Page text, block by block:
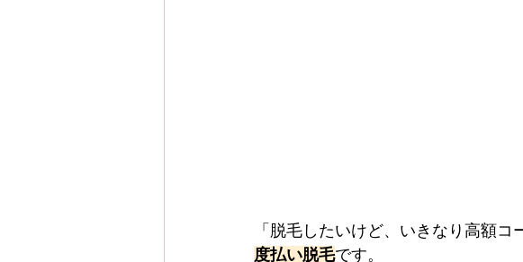
「脱毛したいけど、いきなり高額
度払い脱毛です。